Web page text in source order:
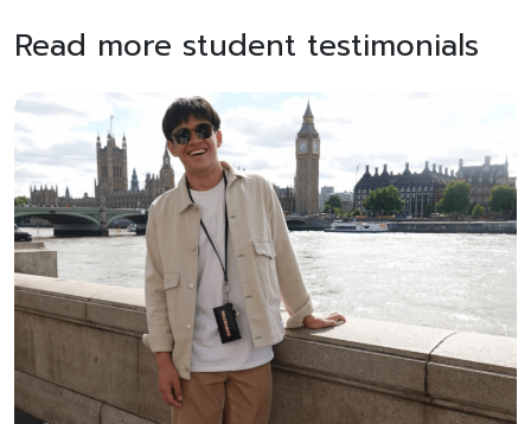
Read more student testimonials